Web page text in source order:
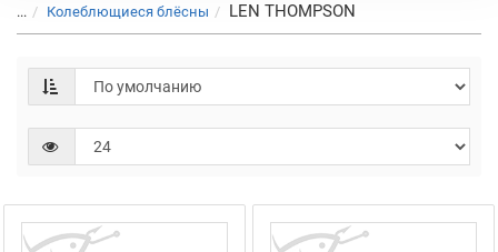
... Колеблющиеся блёсны LEN THOMPSON